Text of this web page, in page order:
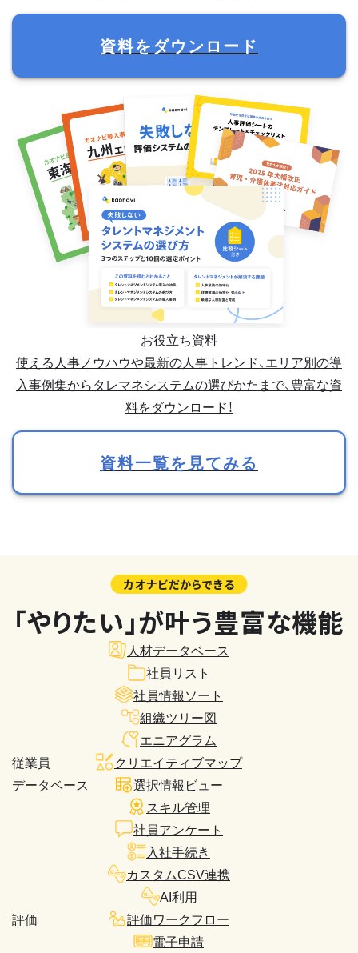
資料をダウンロード
お役立ち資料
使える人事ノウハウや最新の人事トレンド、エリア別の導
入事例集からタレマネシステムの選びかたまで、豊富な資
料をダウンロード！
資料一覧を見てみる
カオナビだからできる
「やりたい」が叶う豊富な機能
従業員
データベース
人材データベース
社員リスト
社員情報ソート
組織ツリー図
エニアグラム
クリエイティブマップ
選択情報ビュー
スキル管理
社員アンケート
入社手続き
カスタムCSV連携
AI利用
評価
評価ワークフロー
電子申請